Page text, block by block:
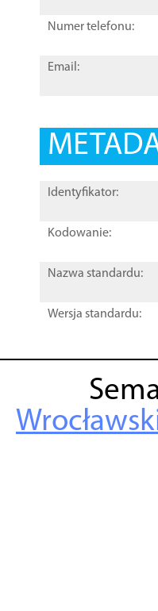
Numer telefonu:
Email:
Identyfikator:
Kodowanie:
Nazwa standardu:
Wersja standardu: